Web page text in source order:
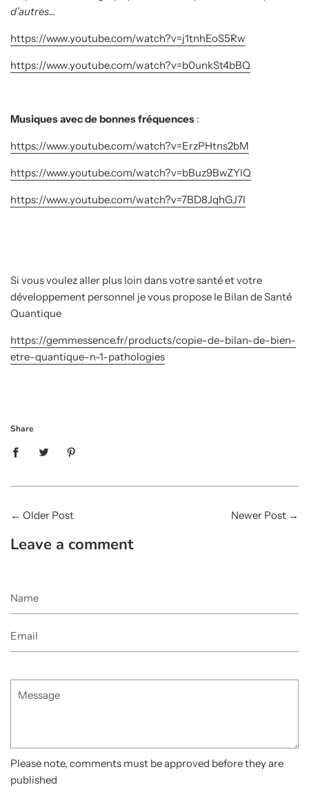
d’autres…
https://www.youtube.com/watch?v=j1tnhEoS5Rw
https://www.youtube.com/watch?v=b0unkSt4bBQ
Musiques avec de bonnes fréquences :
https://www.youtube.com/watch?v=ErzPHtns2bM
https://www.youtube.com/watch?v=bBuz9BwZYlQ
https://www.youtube.com/watch?v=7BD8JqhGJ7I
Si vous voulez aller plus loin dans votre santé et votre
développement personnel je vous propose le Bilan de Santé
Quantique
https://gemmessence.fr/products/copie-de-bilan-de-bien-
etre-quantique-n-1-pathologies
Share
← Older Post Newer Post →
Leave a comment
Please note, comments must be approved before they are
published